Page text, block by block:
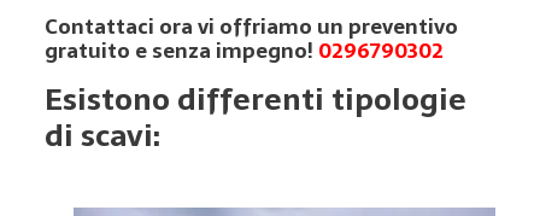
Contattaci ora vi offriamo un preventivo
gratuito e senza impegno! 0296790302
Esistono differenti tipologie
di scavi: